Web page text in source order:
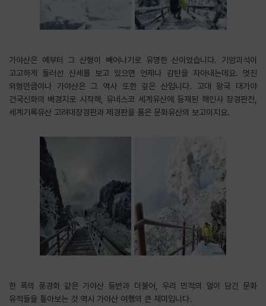
가야산은 예부터 그 산형이 빼어나기로 유명한 산이었습니다. 기암괴석이
고고하게 둘러선 산세를 보고 있으면 언제나 감탄을 자아내는데요. 멋진
외형만큼이나 가야산은 그 역사 또한 깊은 산입니다. 고대 왕국 대가야
건국신화의 배경지로 시작해, 유네스코 세계유산에 등재된 해인사 장경판전,
세계기록유산 고려대장경판과 제경판을 품은 문화유산의 보고이지요.
한 폭의 풍경화 같은 가야산 등반과 더불어, 우리 민적의 얼이 담긴 문화
유적들을 톺아보는 것 역시 가야산 여행의 큰 재미입니다.